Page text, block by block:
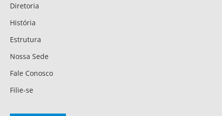
Diretoria
História
Estrutura
Nossa Sede
Fale Conosco
Filie-se